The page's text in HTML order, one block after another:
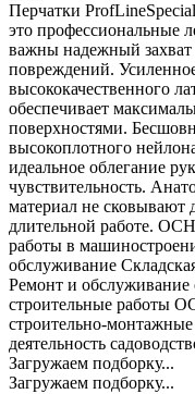
Перчатки
это профессиональные
важны надежный захват
повреждений.
высококачественного
обеспечивает
поверхностями.
высокоплотного
идеальное облегание
чувствительность.
материал не сковывают
длительной работе.
работы в
обслуживание
Ремонт и
строительные
строительно-
деятельность
Загружаем подборку...
Загружаем подборку...